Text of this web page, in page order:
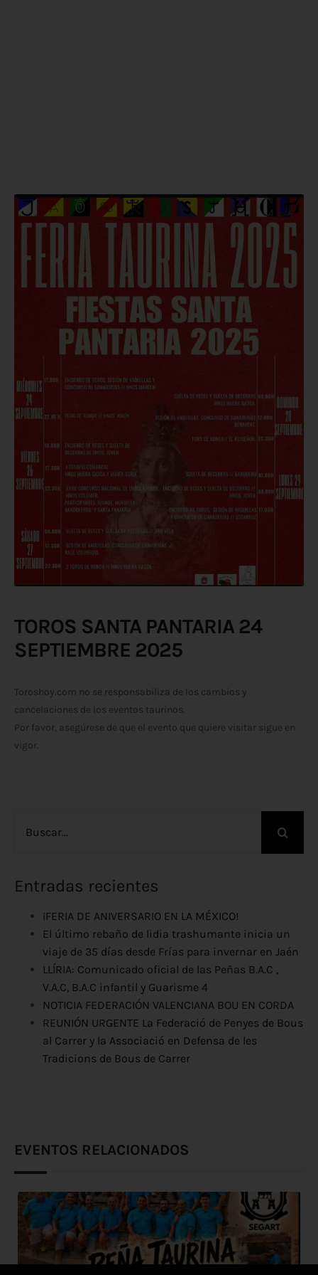
TOROS SANTA PANTARIA 24
SEPTIEMBRE 2025
Toroshoy.com no se responsabiliza de los cambios y
cancelaciones de los eventos taurinos.
Por favor, asegúrese de que el evento que quiere visitar sigue en
vigor.
Entradas recientes
¡FERIA DE ANIVERSARIO EN LA MÉXICO!
El último rebaño de lidia trashumante inicia un
viaje de 35 días desde Frías para invernar en Jaén
LLÍRIA: Comunicado oficial de las Peñas B.A.C ,
V.A.C, B.A.C infantil y Guarisme 4
NOTICIA FEDERACIÓN VALENCIANA BOU EN CORDA
REUNIÓN URGENTE La Federació de Penyes de Bous
al Carrer y la Associació en Defensa de les
Tradicions de Bous de Carrer
EVENTOS RELACIONADOS